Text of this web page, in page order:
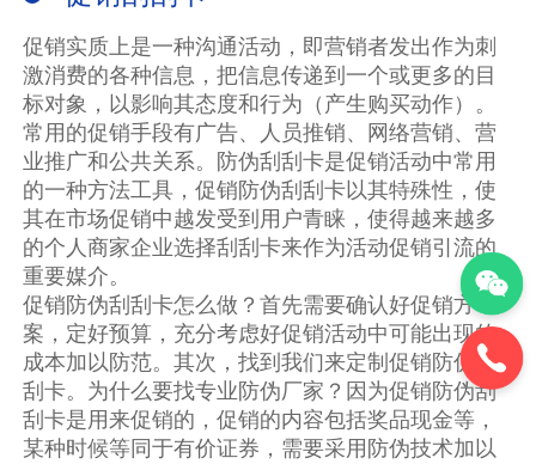
促销实质上是一种沟通活动，即营销者发出作为刺
激消费的各种信息，把信息传递到一个或更多的目
标对象，以影响其态度和行为（产生购买动作）。
常用的促销手段有广告、人员推销、网络营销、营
业推广和公共关系。防伪刮刮卡是促销活动中常用
的一种方法工具，促销防伪刮刮卡以其特殊性，使
其在市场促销中越发受到用户青睐，使得越来越多
的个人商家企业选择刮刮卡来作为活动促销引流的
重要媒介。
促销防伪刮刮卡怎么做？首先需要确认好促销方
案，定好预算，充分考虑好促销活动中可能出现的
成本加以防范。其次，找到我们来定制促销防伪刮
刮卡。为什么要找专业防伪厂家？因为促销防伪刮
刮卡是用来促销的，促销的内容包括奖品现金等，
某种时候等同于有价证券，需要采用防伪技术加以